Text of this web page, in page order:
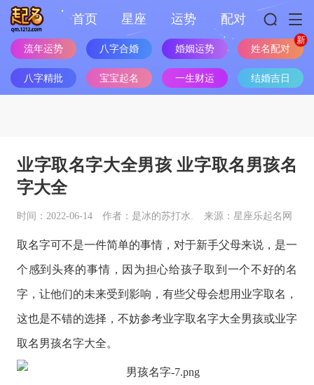
首页 星座 运势 配对
流年运势 八字合婚 婚姻运势 姓名配对
八字精批 宝宝起名 一生财运 结婚吉日
业字取名字大全男孩 业字取名男孩名
字大全
时间：2022-06-14 作者：是冰的苏打水. 来源：星座乐起名网
取名字可不是一件简单的事情，对于新手父母来说，是一
个感到头疼的事情，因为担心给孩子取到一个不好的名
字，让他们的未来受到影响，有些父母会想用业字取名，
这也是不错的选择，不妨参考业字取名字大全男孩或业字
取名男孩名字大全。